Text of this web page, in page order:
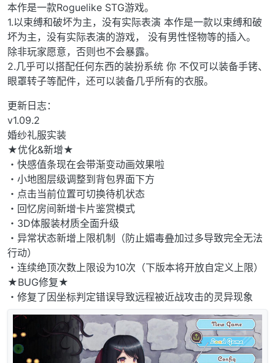
本作是一款Roguelike STG游戏。
1.以束缚和破坏为主，没有实际表演 本作是一款以束缚和破
坏为主，没有实际表演的游戏， 没有男性怪物等的插入。
除非玩家愿意，否则也不会暴露。
2.几乎可以搭配任何东西的装扮系统 你 不仅可以装备手铐、
眼罩转子等配件，还可以装备几乎所有的衣服。
更新日志：
v1.09.2
婚纱礼服实装
★优化&新增★
・快感值条现在会带渐变动画效果啦
・小地图层级调整到背包界面下方
・点击当前位置可切换待机状态
・回忆房间新增卡片鉴赏模式
・3D体服装材质全面升级
・异常状态新增上限机制（防止媚毒叠加过多导致完全无法
行动）
・连续绝顶次数上限设为10次（下版本将开放自定义上限）
★BUG修复★
・修复了因坐标判定错误导致远程被近战攻击的灵异现象